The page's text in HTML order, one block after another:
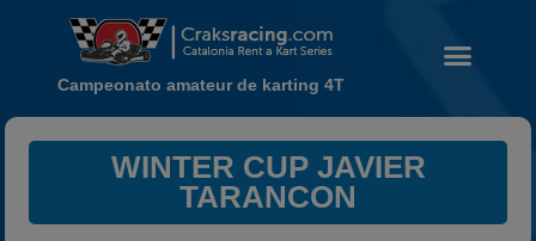
Noticias
Campeonato amateur de karting 4T
WINTER CUP JAVIER
TARANCON